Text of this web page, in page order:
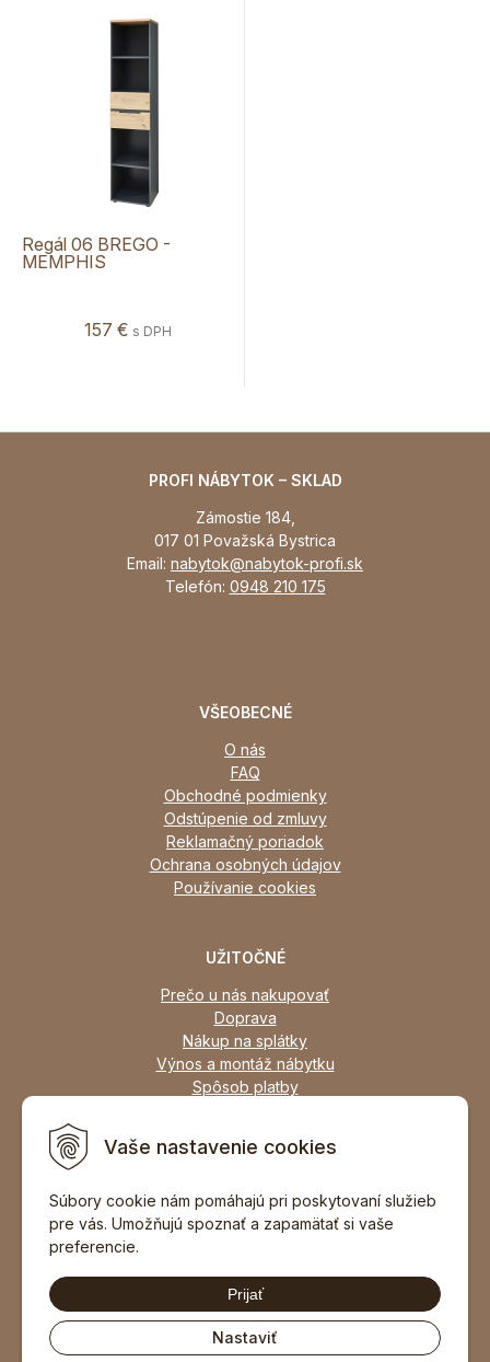
Vaše nastavenie cookies
Súbory cookie nám pomáhajú pri poskytovaní služieb
pre vás. Umožňujú spoznať a zapamätať si vaše
preferencie.
Prijať
Nastaviť
Regál 06 BREGO -
MEMPHIS
157 € s DPH
PROFI NÁBYTOK – SKLAD
Zámostie 184,
017 01 Považská Bystrica
Email: nabytok@nabytok-profi.sk
Telefón: 0948 210 175
VŠEOBECNÉ
O nás
FAQ
Obchodné podmienky
Odstúpenie od zmluvy
Reklamačný poriadok
Ochrana osobných údajov
Používanie cookies
UŽITOČNÉ
Prečo u nás nakupovať
Doprava
Nákup na splátky
Výnos a montáž nábytku
Spôsob platby
Zariadime všetky typy interiérov
DOPORUČIŤ ZNÁMEMU